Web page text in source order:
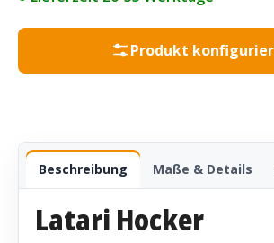
Produkt
Beschreibung Maße & Details
Latari Hocker